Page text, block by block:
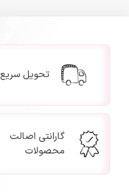
تحویل سریع
گارانتی اصالت
محصولات